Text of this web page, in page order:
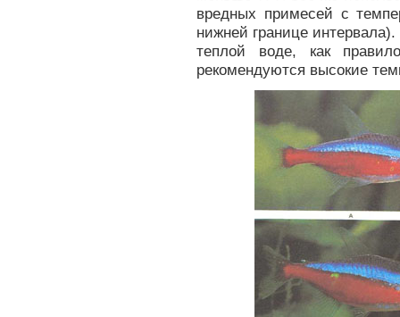
вредных примесей с
нижней границе
теплой воде, как
рекомендуются высокие